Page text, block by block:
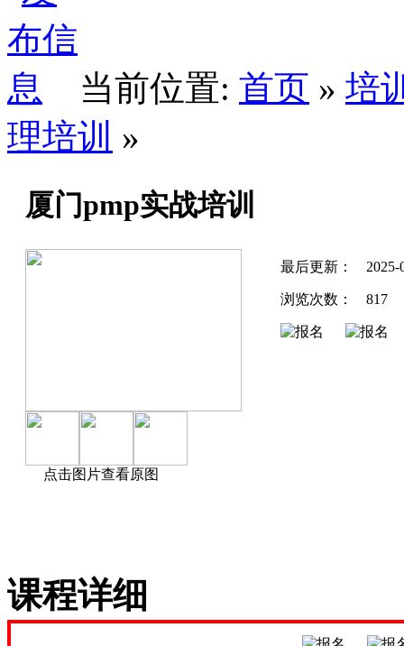
当前位置: 首页 » 培
理培训 »
厦门pmp实战培训
点击图片查看原图
最后更新： 2025-
浏览次数： 817
课程详细